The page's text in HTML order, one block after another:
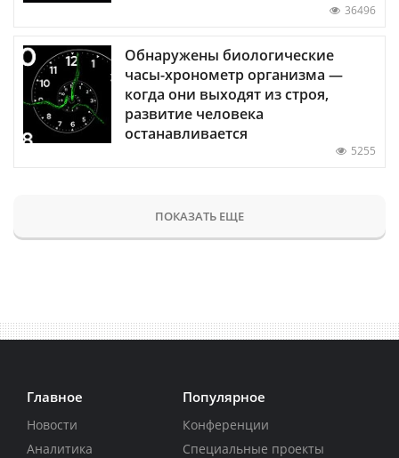
36496
Обнаружены биологические
часы-хронометр организма —
когда они выходят из строя,
развитие человека
останавливается
5255
ПОКАЗАТЬ ЕЩЕ
Главное
Новости
Аналитика
Популярное
Конференции
Специальные проекты